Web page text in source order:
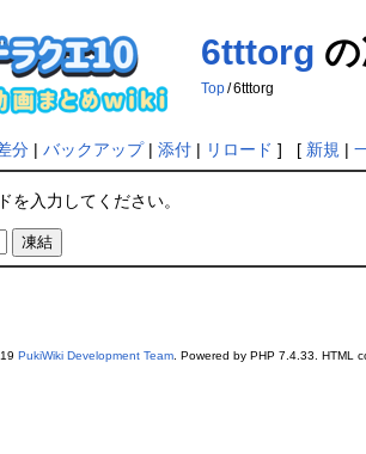
6tttorg
Top /6tttorg
分| バックアップ| 添付| リロード ] [ 新規 |
を入力してください。
PukiWiki Development Team. Powered by PHP 7.4.33. HTML